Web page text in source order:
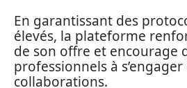
En garantissant des
élevés, la plateforme
de son offre et encourage
professionnels à
collaborations.